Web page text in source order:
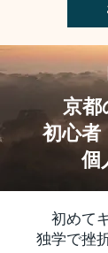
京都
初心者
個
初めて
独学で挫